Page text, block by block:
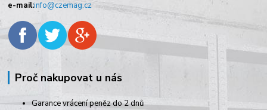
e-mail:info@czemag.cz
Proč nakupovat u nás
Garance vrácení peněz do 2 dnů